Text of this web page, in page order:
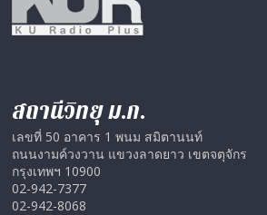
สถานีวิทยุ ม.ก.
เลขที่ 50 อาคาร 1 พนม สมิตานนท์
ถนนงามค์วงวาน แขวงลาดยาว เขตจตุจักร
กรุงเทพฯ 10900
02-942-7377
02-942-8068